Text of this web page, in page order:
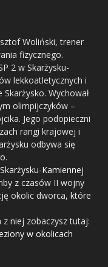
Woliński, trener
fizycznego.
2 w Skarżysku-
lekkoatletycznych i
Skarżysko. Wychował
olimpijczyków –
Jego podopieczni
rangi krajowej i
odbywa się
.
Kamiennej
z czasów II wojny
okolic dworca, które
z niej zobaczysz tutaj:
w okolicach